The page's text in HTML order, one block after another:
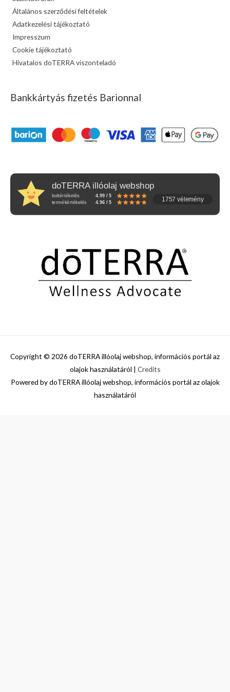
Általános szerződési feltételek
Adatkezelési tájékoztató
Impresszum
Cookie tájékoztató
Hivatalos doTERRA viszonteladó
Bankkártyás fizetés Barionnal
doTERRA illóolaj webshop
boltértékelés
4.99 / 5
termékértékelés
4.96 / 5 1757 vélemény
Copyright © 2026 doTERRA illóolaj webshop, információs portál az
olajok használatáról | Credits
Powered bydoTERRA illóolaj webshop, információs portál az olajok
használatáról